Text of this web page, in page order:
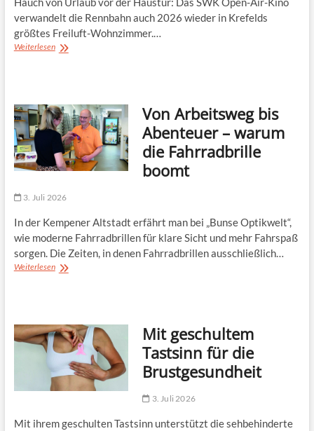
verwandelt die Rennbahn auch 2026 wieder in Krefelds
größtes Freiluft-Wohnzimmer.…
WeiterlesenKino
Von Arbeitsweg bis
Abenteuer – warum
die Fahrradbrille
boomt
3. Juli 2026
In der Kempener Altstadt erfährt man bei „Bunse Optikwelt“,
wie moderne Fahrradbrillen für klare Sicht und mehr Fahrspaß
sorgen. Die Zeiten, in denen Fahrradbrillen ausschließlich…
WeiterlesenVon
warum
die
Fahrradbrille
boomt
Mit geschultem
Tastsinn für die
Brustgesundheit
3. Juli 2026
Mit ihrem geschulten Tastsinn unterstützt die sehbehinderte